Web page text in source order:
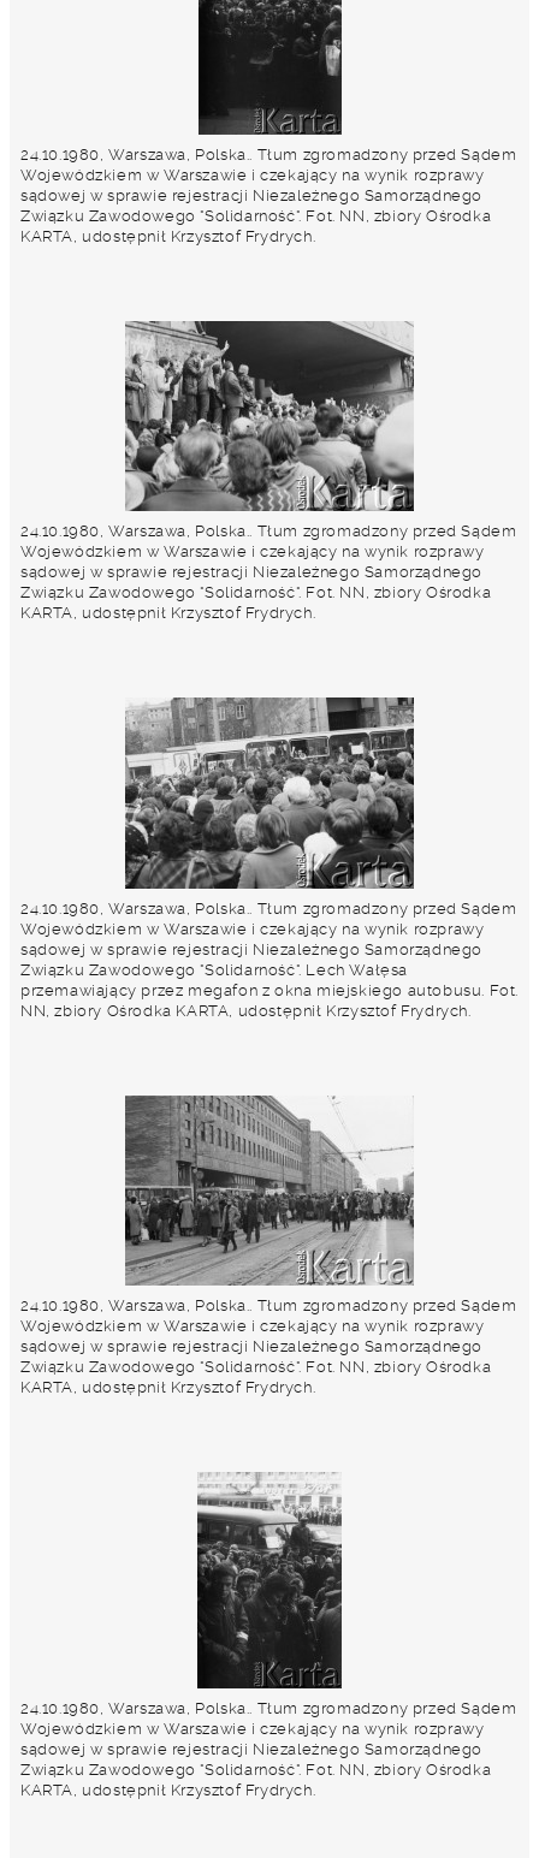
24.10.1980, Warszawa, Polska.. Tłum zgromadzony przed Sądem
Wojewódzkiem w Warszawie i czekający na wynik rozprawy
sądowej w sprawie rejestracji Niezależnego Samorządnego
Związku Zawodowego "Solidarność". Fot. NN, zbiory Ośrodka
KARTA, udostępnił Krzysztof Frydrych.
24.10.1980, Warszawa, Polska.. Tłum zgromadzony przed Sądem
Wojewódzkiem w Warszawie i czekający na wynik rozprawy
sądowej w sprawie rejestracji Niezależnego Samorządnego
Związku Zawodowego "Solidarność". Fot. NN, zbiory Ośrodka
KARTA, udostępnił Krzysztof Frydrych.
24.10.1980, Warszawa, Polska.. Tłum zgromadzony przed Sądem
Wojewódzkiem w Warszawie i czekający na wynik rozprawy
sądowej w sprawie rejestracji Niezależnego Samorządnego
Związku Zawodowego "Solidarność". Lech Wałęsa
przemawiający przez megafon z okna miejskiego autobusu. Fot.
NN, zbiory Ośrodka KARTA, udostępnił Krzysztof Frydrych.
24.10.1980, Warszawa, Polska.. Tłum zgromadzony przed Sądem
Wojewódzkiem w Warszawie i czekający na wynik rozprawy
sądowej w sprawie rejestracji Niezależnego Samorządnego
Związku Zawodowego "Solidarność". Fot. NN, zbiory Ośrodka
KARTA, udostępnił Krzysztof Frydrych.
24.10.1980, Warszawa, Polska.. Tłum zgromadzony przed Sądem
Wojewódzkiem w Warszawie i czekający na wynik rozprawy
sądowej w sprawie rejestracji Niezależnego Samorządnego
Związku Zawodowego "Solidarność". Fot. NN, zbiory Ośrodka
KARTA, udostępnił Krzysztof Frydrych.